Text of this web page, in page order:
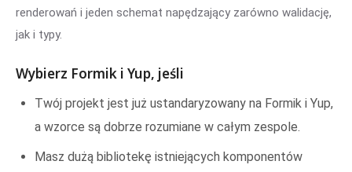
renderowań i jeden schemat napędzający zarówno walidację,
jak i typy.
Wybierz Formik i Yup, jeśli
Twój projekt jest już ustandaryzowany na Formik i Yup,
a wzorce są dobrze rozumiane w całym zespole.
Masz dużą bibliotekę istniejących komponentów